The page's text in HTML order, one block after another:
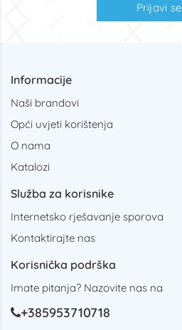
Prijavi se
Informacije
Naši brandovi
Opći uvjeti korištenja
O nama
Katalozi
Služba za korisnike
Internetsko rješavanje sporova
Kontaktirajte nas
Korisnička podrška
Imate pitanja? Nazovite nas na
+385953710718